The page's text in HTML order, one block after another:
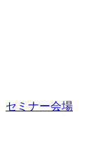
セミナー会場